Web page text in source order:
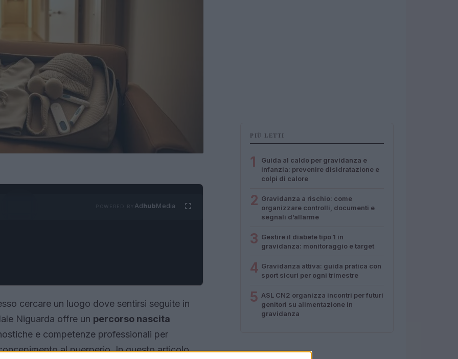
AdhubMedia
cercare un luogo dove sentirsi seguite in
Niguarda offre un percorso nascita
e competenze professionali per
al puerperio. In questo articolo
PIÙ LETTI
1
Guida al caldo per gravidanza e
infanzia: prevenire disidratazione e
colpi di calore
2 Gravidanza a rischio: come
organizzare controlli, documenti e
segnali d’allarme
3 Gestire il diabete tipo 1 in
gravidanza: monitoraggio e target
4 Gravidanza attiva: guida pratica con
sport sicuri per ogni trimestre
5 ASL CN2 organizza incontri per futuri
genitori su alimentazione in
gravidanza